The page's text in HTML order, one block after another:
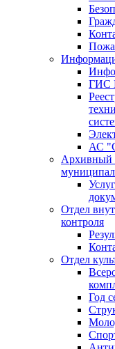
ГИС
АС
Архивный
Отдел
контроля
Отдел
Год